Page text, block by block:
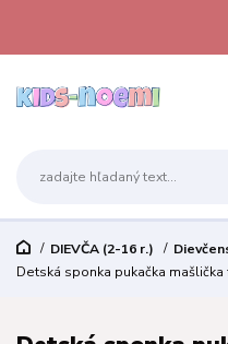
DIEVČA (2-16 r.)
Detská sponka pukačka